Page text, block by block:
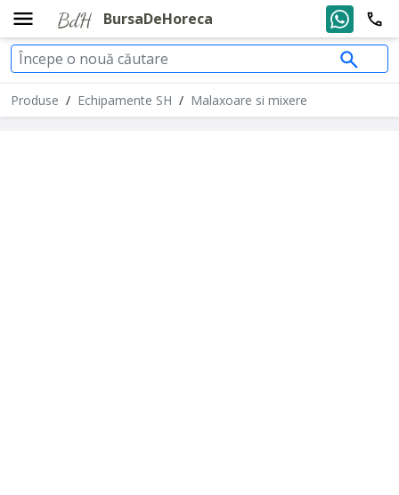
BursaDeHoreca
Produse / Echipamente SH / Malaxoare si mixere